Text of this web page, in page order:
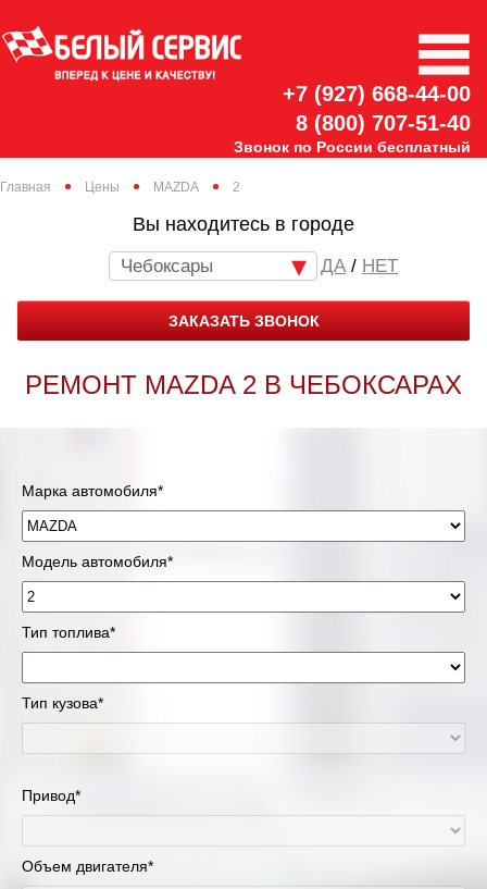
+7 (927) 668-44-00
8 (800) 707-51-40
Звонок по России бесплатный
Главная Цены MAZDA 2
Вы находитесь в городе
Чебоксары / НЕТ
ЗАКАЗАТЬ ЗВОНОК
РЕМОНТ MAZDA 2 В ЧЕБОКСАРАХ
Марка автомобиля*
Модель автомобиля*
Тип топлива*
Тип кузова*
Привод*
Объем двигателя*